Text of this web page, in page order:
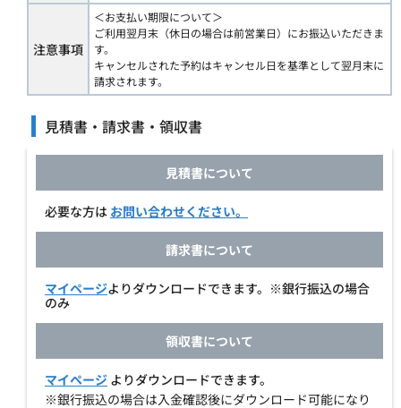
注意事項
＜お支払い期限について＞
ご利用翌月末（休日の場合は前営業日）にお振込いただきま
す。
キャンセルされた予約はキャンセル日を基準として翌月末に
請求されます。
見積書・請求書・領収書
見積書について
必要な方は お問い合わせください。
請求書について
マイページよりダウンロードできます。※銀行振込の場合
のみ
領収書について
マイページ よりダウンロードできます。
※銀行振込の場合は入金確認後にダウンロード可能になり